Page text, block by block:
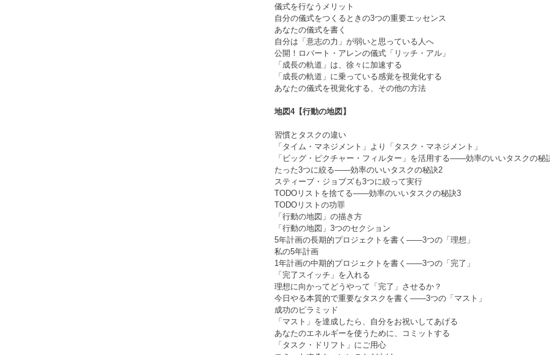
儀式を行なうメリット
自分の儀式をつくるときの3つの重要エッセンス
あなたの儀式を書く
自分は「意志の力」が弱いと思っている人へ
公開！ロバート・アレンの儀式「リッチ・アル」
「成長の軌道」は、徐々に加速する
「成長の軌道」に乗っている感覚を視覚化する
あなたの儀式を視覚化する、その他の方法
地図4【行動の地図】
習慣とタスクの違い
「タイム・マネジメント」より「タスク・マネジメント」
「ビッグ・ピクチャー・フィルター」を活用する――効率のいいタスクの秘
たった3つに絞る――効率のいいタスクの秘訣2
スティーブ・ジョブズも3つに絞って実行
TODOリストを捨てる――効率のいいタスクの秘訣3
TODOリストの功罪
「行動の地図」の描き方
「行動の地図」3つのセクション
5年計画の長期的プロジェクトを書く――3つの「理想」
私の5年計画
1年計画の中期的プロジェクトを書く――3つの「完了」
「完了スイッチ」を入れる
理想に向かってどうやって「完了」させるか？
今日やる本質的で重要なタスクを書く――3つの「マスト」
成功のピラミッド
「マスト」を達成したら、自分をお祝いしてあげる
あなたのエネルギーを使うために、コミットする
「タスク・ドリフト」にご用心